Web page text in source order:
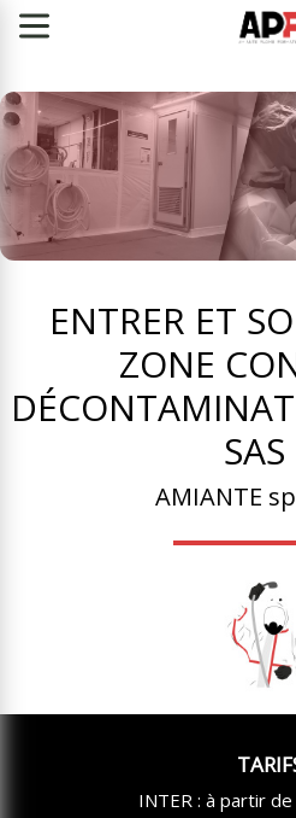
ENTRER ET
ZONE
AMIANTE
INTER : à partir